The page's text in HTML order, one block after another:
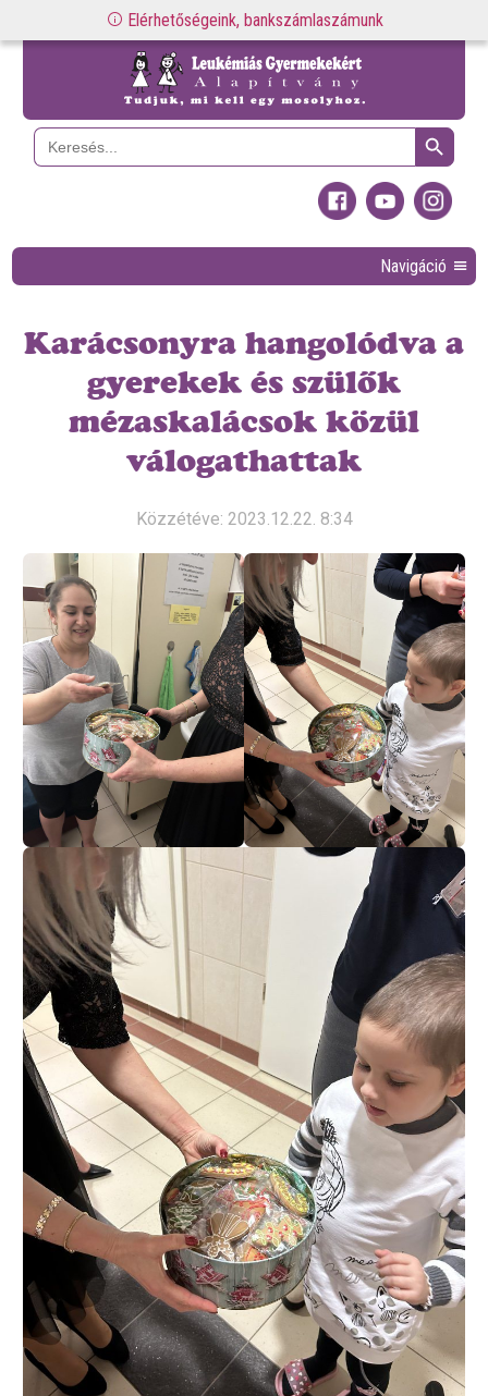
Elérhetőségeink, bankszámlaszámunk
Search
for:
Search Button
Navigáció
Karácsonyra hangolódva a
gyerekek és szülők
mézaskalácsok közül
válogathattak
Közzétéve: 2023.12.22. 8:34